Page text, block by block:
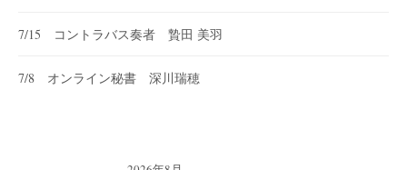
7/15 コントラバス奏者 贄田 美羽
7/8 オンライン秘書 深川瑞穂